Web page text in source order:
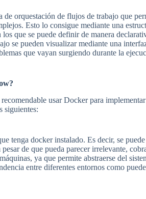
orquestación de flujos de trabajo que
Esto lo consigue mediante una
que se puede definir de manera
se pueden visualizar mediante una
que vayan surgiendo durante la
usar Docker para
siguientes:
tenga docker instalado. Es decir, se
de que pueda parecer irrelevante,
ya que permite abstraerse del
entre diferentes entornos como